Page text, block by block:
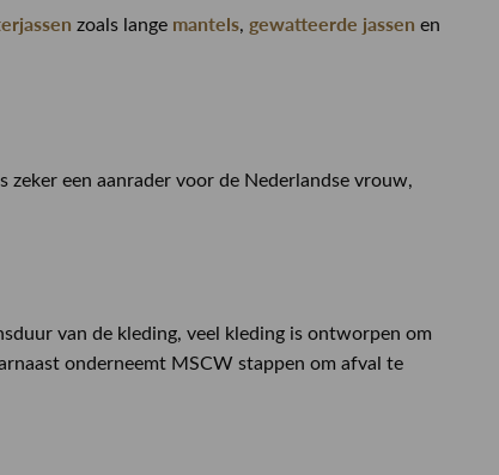
zoals lange mantels, gewatteerde jassen en
zeker een aanrader voor de Nederlandse vrouw,
van de kleding, veel kleding is ontworpen om
onderneemt MSCW stappen om afval te